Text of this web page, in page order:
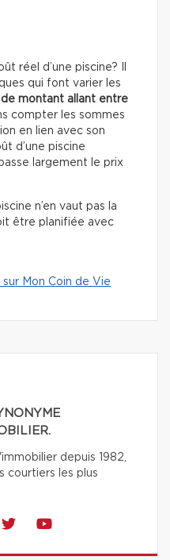
réel d’une piscine? Il
qui font varier les
montant allant entre
compter les sommes
en lien avec son
d’une piscine
largement le prix
n’en vaut pas la
être planifiée avec
Mon Coin de Vie
depuis 1982,
courtiers les plus